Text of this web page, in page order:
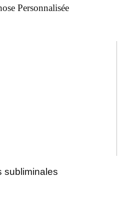
Personnalisée
subliminales